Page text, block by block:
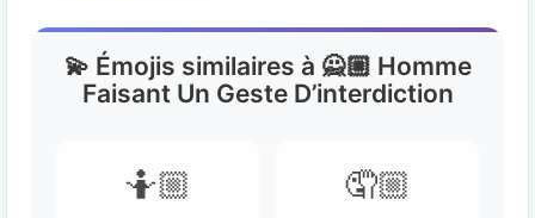
💫 Émojis similaires à 🙅🏼 Homme
Faisant Un Geste D’interdiction
🤷🏼 🤦🏼